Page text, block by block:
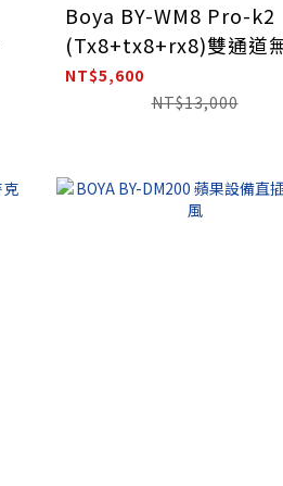
Boya BY-WM8 Pro-k2
(Tx8+tx8+rx8)雙通道
麥克風 (接收＋2組發射)
NT$5,600
NT$13,000